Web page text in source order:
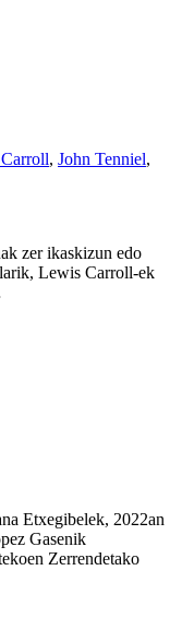
, John Tenniel,
zer ikaskizun edo
Lewis Carroll-ek
Etxegibelek, 2022an
Gasenik
Zerrendetako